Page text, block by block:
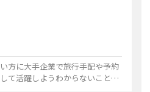
方に大手企業で旅行手配や予約
て活躍しようわからないことも